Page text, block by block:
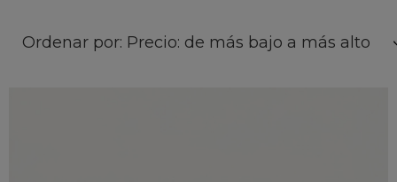
Ordenar por: Precio: de más bajo a más alto